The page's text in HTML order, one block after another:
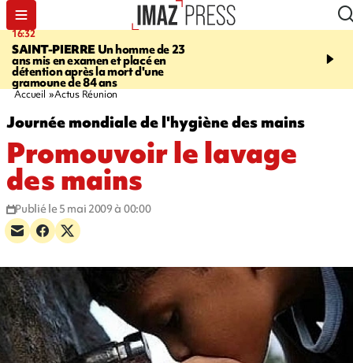
16:32
SAINT-PIERREUn homme de 23
ans mis en examen et placé en
détention après la mort d'une
gramoune de 84 ans
21:08
et Turquie scellent un
Accueil Actus Réunion
Journée mondiale de l'hygiène des mains
Promouvoir le lavage
des mains
Publié le 5 mai 2009 à 00:00